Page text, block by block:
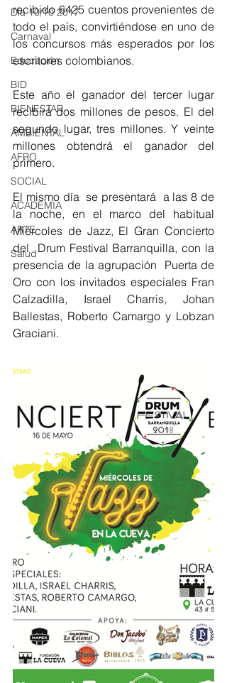
Día 10/10 2017
Carnaval
Educación
BID
BIENESTAR
AMBIENTAL
AFRO
SOCIAL
ACADEMIA
ARTE
Salud
recibido 6425 cuentos provenientes de
todo el país, convirtiéndose en uno de
los concursos más esperados por los
escritores colombianos.
Este año el ganador del tercer lugar
recibirá dos millones de pesos. El del
segundo lugar, tres millones. Y veinte
millones obtendrá el ganador del
primero.
El mismo día  se presentará  a las 8 de
la noche, en el marco del habitual
Miércoles de Jazz, El Gran Concierto
del  Drum Festival Barranquilla, con la
presencia de la agrupación  Puerta de
Oro con los invitados especiales Fran
Calzadilla, Israel Charris, Johan
Ballestas, Roberto Camargo y Lobzan
Graciani.